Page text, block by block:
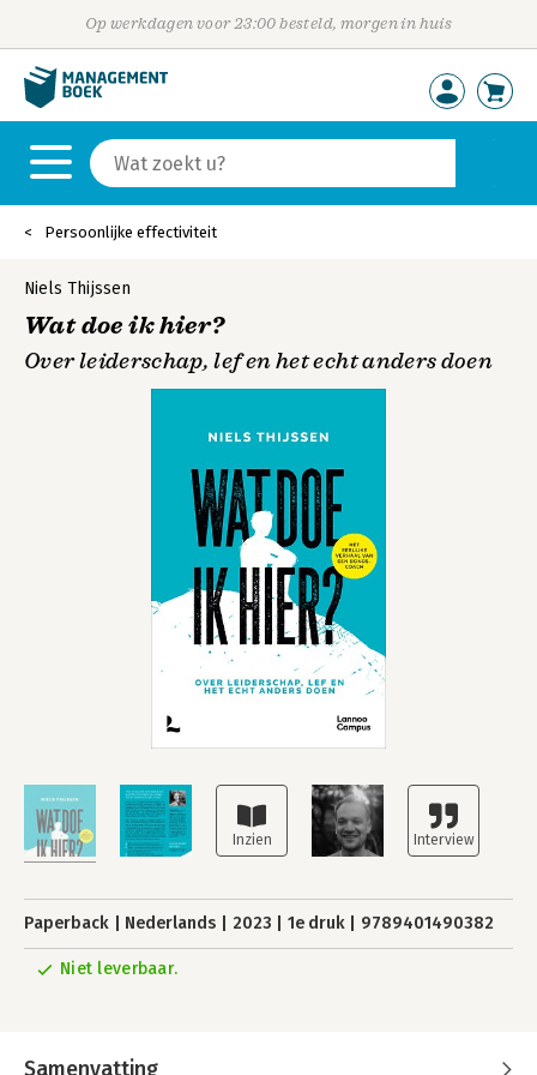
Op werkdagen voor 23:00 besteld, morgen in huis
Persoonlijke effectiviteit
Niels Thijssen
Wat doe ik hier?
Over leiderschap, lef en het echt anders doen
Paperback Nederlands 2023 1e druk 9789401490382
Niet leverbaar.
Samenvatting